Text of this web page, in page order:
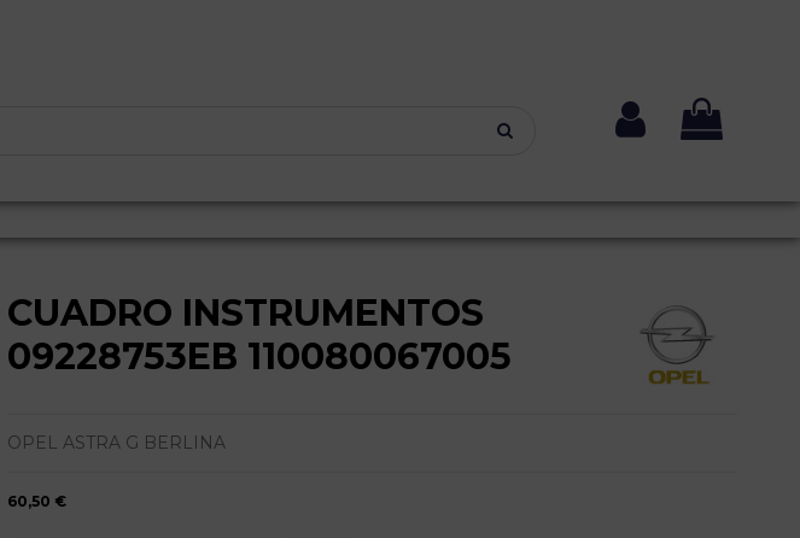
CUADRO INSTRUMENTOS
09228753EB 110080067005
OPEL ASTRA G BERLINA
60,50 €